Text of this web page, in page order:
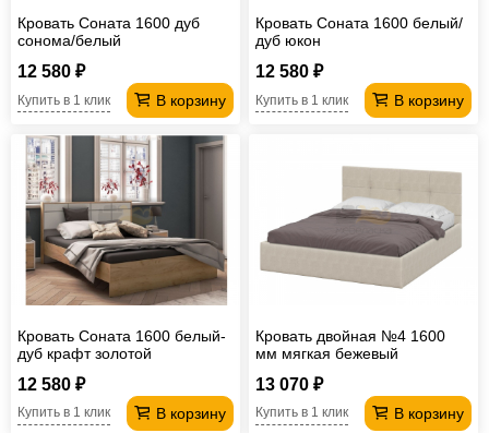
Кровать Соната 1600 дуб
сонома/белый
12 580 ₽
В корзину
Купить в 1 клик
Кровать Соната 1600 белый/
дуб юкон
12 580 ₽
В корзину
Купить в 1 клик
Кровать Соната 1600 белый-
дуб крафт золотой
12 580 ₽
В корзину
Купить в 1 клик
Кровать двойная №4 1600
мм мягкая бежевый
13 070 ₽
В корзину
Купить в 1 клик